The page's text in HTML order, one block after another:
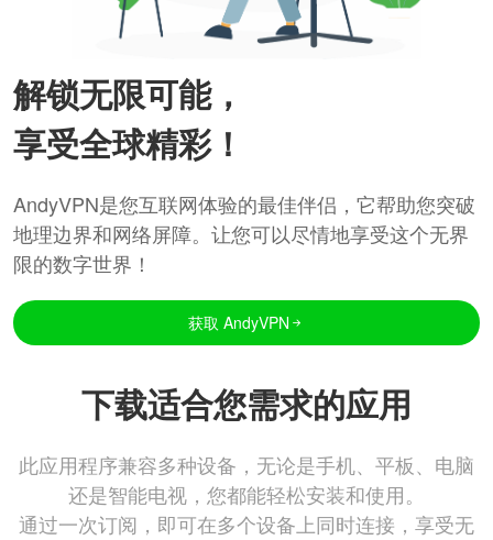
解锁无限可能，
享受全球精彩！
AndyVPN是您互联网体验的最佳伴侣，它帮助您突破
地理边界和网络屏障。让您可以尽情地享受这个无界
限的数字世界！
获取 AndyVPN
下载适合您需求的应用
此应用程序兼容多种设备，无论是手机、平板、电脑
还是智能电视，您都能轻松安装和使用。
通过一次订阅，即可在多个设备上同时连接，享受无